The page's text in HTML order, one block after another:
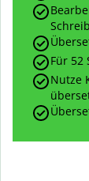
Für 52
Nutze